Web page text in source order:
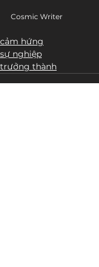
Cosmic Writer
cảm hứng
sự nghiệp
trưởng thành